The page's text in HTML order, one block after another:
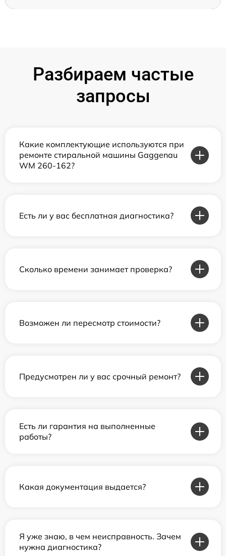
Разбираем частые
запросы
Какие комплектующие используются при
ремонте стиральной машины Gaggenau
WM 260-162?
Есть ли у вас бесплатная диагностика?
Сколько времени занимает проверка?
Возможен ли пересмотр стоимости?
Предусмотрен ли у вас срочный ремонт?
Есть ли гарантия на выполненные
работы?
Какая документация выдается?
Я уже знаю, в чем неисправность. Зачем
нужна диагностика?